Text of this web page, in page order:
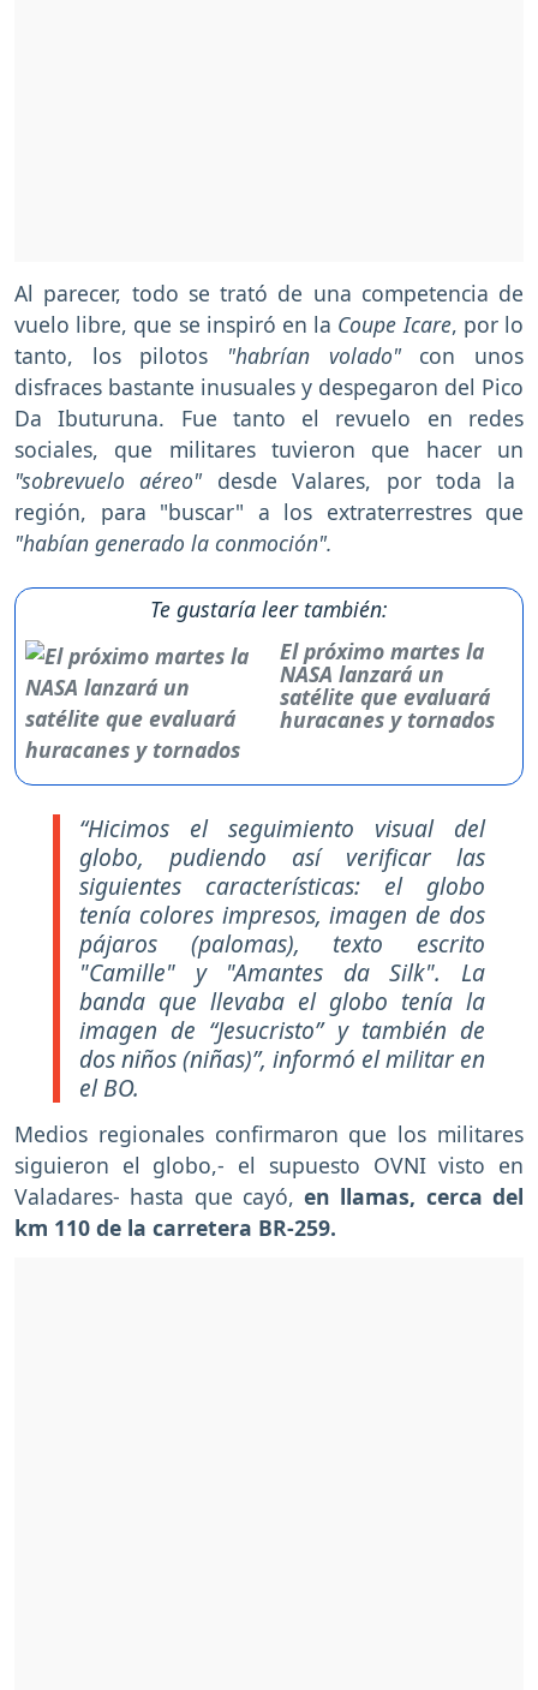
Al parecer, todo se trató de una competencia de
vuelo libre, que se inspiró en la Coupe Icare, por lo
tanto, los pilotos "habrían volado" con unos
disfraces bastante inusuales y despegaron del Pico
Da Ibuturuna. Fue tanto el revuelo en redes
sociales, que militares tuvieron que hacer un
"sobrevuelo aéreo" desde Valares, por toda la
región, para "buscar" a los extraterrestres que
"habían generado la conmoción".
Te gustaría leer también:
El próximo martes la
NASA lanzará un
satélite que evaluará
huracanes y tornados
“Hicimos el seguimiento visual del
globo, pudiendo así verificar las
siguientes características: el globo
tenía colores impresos, imagen de dos
pájaros (palomas), texto escrito
"Camille" y "Amantes da Silk". La
banda que llevaba el globo tenía la
imagen de “Jesucristo” y también de
dos niños (niñas)”, informó el militar en
el BO.
Medios regionales confirmaron que los militares
siguieron el globo,- el supuesto OVNI visto en
Valadares- hasta que cayó,en llamas, cerca del
km 110 de la carretera BR-259.